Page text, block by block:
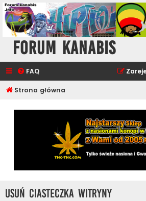
Forum Kanabis
FAQ
Strona główna
Usuń ciasteczka witryny